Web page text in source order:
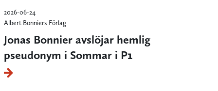
2026-06-24
Albert Bonniers Förlag
Jonas Bonnier avslöjar hemlig
pseudonym i Sommar i P1